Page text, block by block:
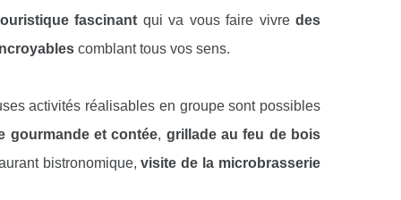
fascinant qui va vous faire vivredes
comblant tous vos sens.
activités réalisables en groupe sont possibles
gourmande et contée, grillade au feu de bois
bistronomique,visite de la microbrasserie